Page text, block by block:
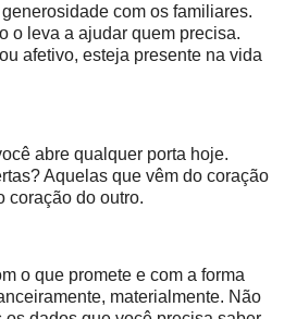
com os familiares.
o leva a ajudar quem precisa.
afetivo, esteja presente na vida
abre qualquer porta hoje.
Aquelas que vêm do coração
coração do outro.
o que promete e com a forma
materialmente. Não